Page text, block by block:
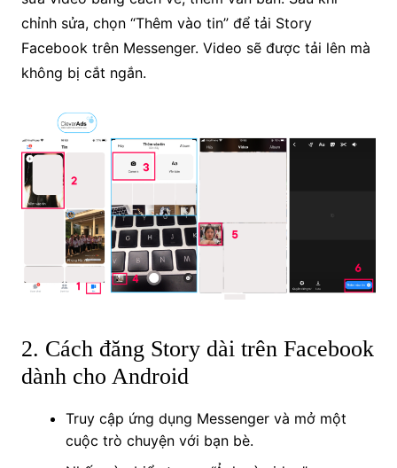
chỉnh sửa, chọn “Thêm vào tin” để tải Story
Facebook trên Messenger. Video sẽ được tải lên mà
không bị cắt ngắn.
2. Cách đăng Story dài trên Facebook
dành cho Android
Truy cập ứng dụng Messenger và mở một
cuộc trò chuyện với bạn bè.